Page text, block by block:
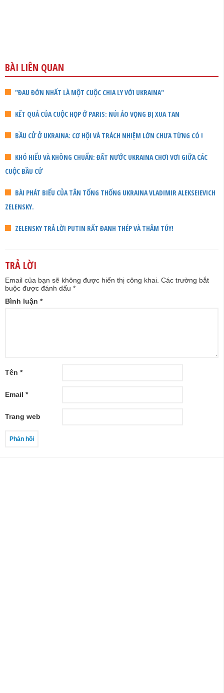
BÀI LIÊN QUAN
"ĐAU ĐỚN NHẤT LÀ MỘT CUỘC CHIA LY VỚI UKRAINA"
KẾT QUẢ CỦA CUỘC HỌP Ở PARIS: NÚI ẢO VỌNG BỊ XUA TAN
BẦU CỬ Ở UKRAINA: CƠ HỘI VÀ TRÁCH NHIỆM LỚN CHƯA TỪNG CÓ !
KHÓ HIỂU VÀ KHÔNG CHUẨN: ĐẤT NƯỚC UKRAINA CHƠI VƠI GIỮA CÁC
CUỘC BẦU CỬ
BÀI PHÁT BIỂU CỦA TÂN TỔNG THỐNG UKRAINA VLADIMIR ALEKSEIEVICH
ZELENSKY.
ZELENSKY TRẢ LỜI PUTIN RẤT ĐANH THÉP VÀ THÂM TÚY!
TRẢ LỜI
Email của bạn sẽ không được hiển thị công khai. Các trường bắt
buộc được đánh dấu *
Bình luận *
Tên *
Email *
Trang web